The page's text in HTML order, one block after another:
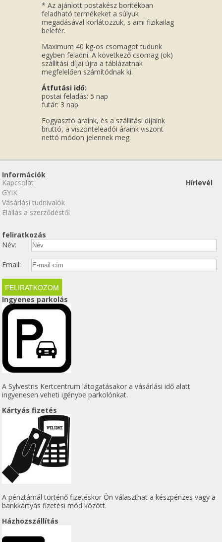
* Az ajánlott postakész borítékban
feladható termékeket a súlyuk
megadásával korlátozzuk, s ami fizikailag
belefér.
Maximum 40 kg-os csomagot tudunk
egyben feladni. A következő csomag (ok)
szállítási díjai újra a táblázatnak
megfelelően számítódnak ki.
Átfutási idő:
postai feladás: 5 nap
futár: 3 nap
Fogyasztó áraink, és a szállítási díjaink
bruttó, a viszonteleadói áraink viszont
nettó módon jelennek meg.
Információk
Kapcsolat
GYIK
Vásárlási tudnivalók
Elállás a szerződéstől
Hírlevél
feliratkozás
Név:
Email:
Ingyenes parkolás
A Sylvestris Kertcentrum látogatásakor a vásárlási idő alatt
ingyenesen veheti igénybe parkolónkat.
Kártyás fizetés
A pénztárnál történő fizetéskor Ön választhat a készpénzes vagy a
bankkártyás fizetési mód között.
Házhozszállítás